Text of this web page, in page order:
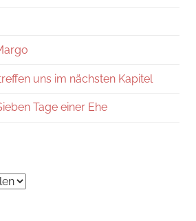
uns im nächsten Kapitel
Tage einer Ehe